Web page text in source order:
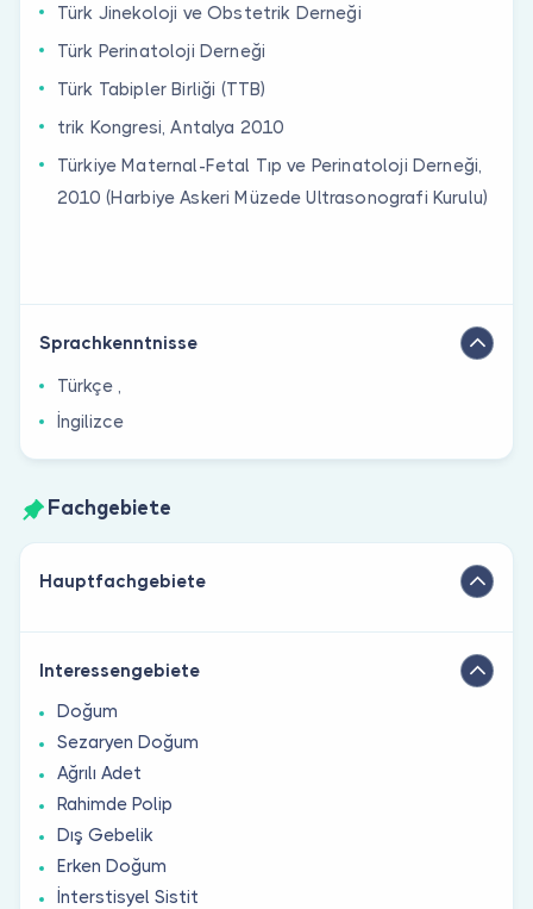
Türk Jinekoloji ve Obstetrik Derneği
Türk Perinatoloji Derneği
Türk Tabipler Birliği (TTB)
trik Kongresi, Antalya 2010
Türkiye Maternal-Fetal Tıp ve Perinatoloji Derneği,
2010 (Harbiye Askeri Müzede Ultrasonografi Kurulu)
Sprachkenntnisse
Türkçe ,
İngilizce
Fachgebiete
Hauptfachgebiete
Interessengebiete
Doğum
Sezaryen Doğum
Ağrılı Adet
Rahimde Polip
Dış Gebelik
Erken Doğum
İnterstisyel Sistit